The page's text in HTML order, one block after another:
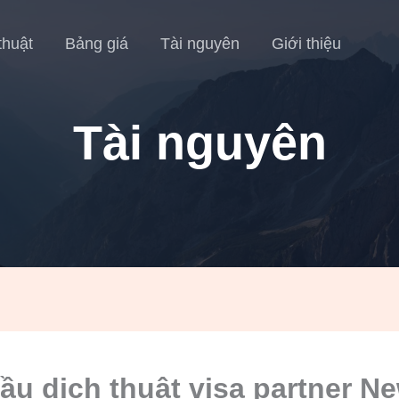
Bảng giá Tài nguyên Giới thiệu
Tài nguyên
dịch thuật visa partner